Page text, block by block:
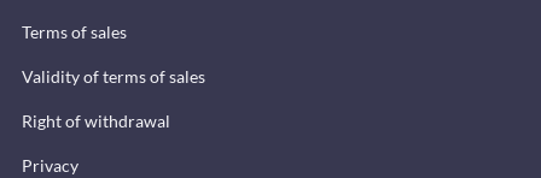
Terms of sales
Validity of terms of sales
Right of withdrawal
Privacy